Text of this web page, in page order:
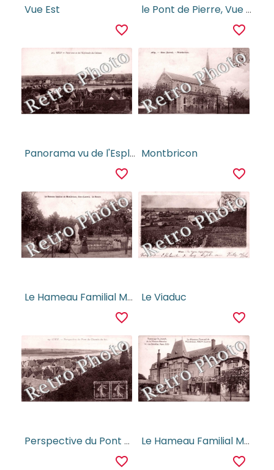
Vue Est
favorite_border
le Pont de Pierre, Vue Generale du Berry
favorite_border
Panorama vu de l'Esplanade du Chateau
favorite_border
Montbricon
favorite_border
Le Hameau Familial Montbricon, le Bassin
favorite_border
Le Viaduc
favorite_border
Perspective du Pont du Chemin de Fer
favorite_border
Le Hameau Familial Montbricon
favorite_border